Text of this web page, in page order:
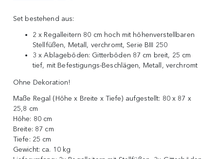
Set bestehend aus:
2 x Regalleitern 80 cm hoch mit höhenverstellbaren
Stellfüßen, Metall, verchromt, Serie BIII 250
3 x Ablageböden: Gitterböden 87 cm breit, 25 cm
tief, mit Befestigungs-Beschlägen, Metall, verchromt
Ohne Dekoration!
Maße Regal (Höhe x Breite x Tiefe) aufgestellt: 80 x 87 x
25,8 cm
Höhe: 80 cm
Breite: 87 cm
Tiefe: 25 cm
Gewicht: ca. 10 kg